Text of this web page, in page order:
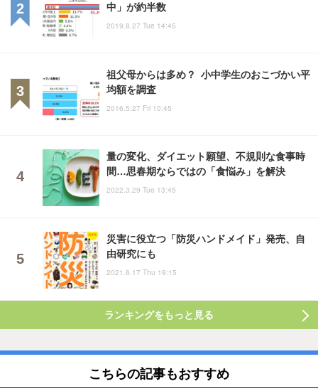
中」が約半数
2019.8.27 Tue 14:45
祖父母からは多め？ 小中学生のおこづかい平
均額を調査
2016.5.27 Fri 10:45
量の変化、ダイエット願望、不規則な食事時
間…思春期ならではの「食悩み」を解決
2022.3.29 Tue 13:45
災害に役立つ「防災ハンドメイド」発売、自
由研究にも
2021.6.17 Thu 19:15
ランキングをもっと見る
こちらの記事もおすすめ